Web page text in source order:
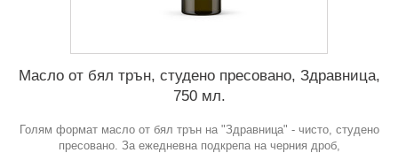
Масло от бял трън, студено пресовано, Здравница,
750 мл.
Голям формат масло от бял трън на "Здравница" - чисто, студено
пресовано. За ежедневна подкрепа на черния дроб,